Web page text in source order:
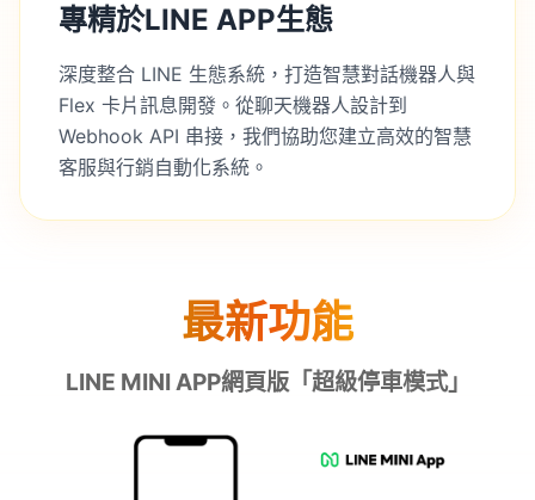
專精於LINE APP生態
深度整合 LINE 生態系統，打造智慧對話機器人與
Flex 卡片訊息開發。從聊天機器人設計到
Webhook API 串接，我們協助您建立高效的智慧
客服與行銷自動化系統。
最新功能
LINE MINI APP網頁版「超級停車模式」